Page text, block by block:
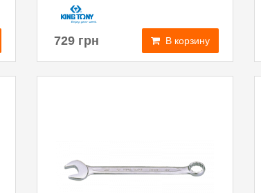
729 грн В корзину